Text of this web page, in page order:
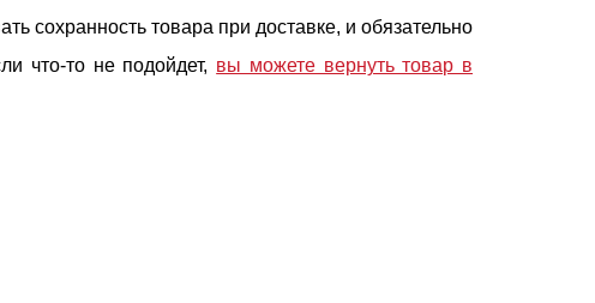
сохранность товара при доставке, и обязательно
что-то не подойдет, вы можете вернуть товар в